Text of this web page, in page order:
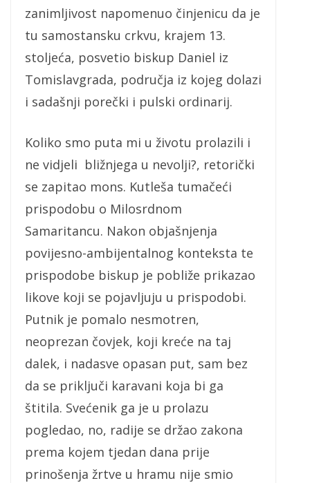
zanimljivost napomenuo činjenicu da je
tu samostansku crkvu, krajem 13.
stoljeća, posvetio biskup Daniel iz
Tomislavgrada, područja iz kojeg dolazi
i sadašnji porečki i pulski ordinarij.
Koliko smo puta mi u životu prolazili i
ne vidjeli bližnjega u nevolji?, retorički
se zapitao mons. Kutleša tumačeći
prispodobu o Milosrdnom
Samaritancu. Nakon objašnjenja
povijesno-ambijentalnog konteksta te
prispodobe biskup je pobliže prikazao
likove koji se pojavljuju u prispodobi.
Putnik je pomalo nesmotren,
neoprezan čovjek, koji kreće na taj
dalek, i nadasve opasan put, sam bez
da se priključi karavani koja bi ga
štitila. Svećenik ga je u prolazu
pogledao, no, radije se držao zakona
prema kojem tjedan dana prije
prinošenja žrtve u hramu nije smio